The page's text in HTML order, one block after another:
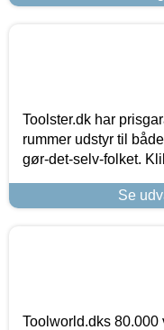
Toolster.dk har
rummer udstyr til
gør-det-selv-folket.
Se
Toolworld.dks